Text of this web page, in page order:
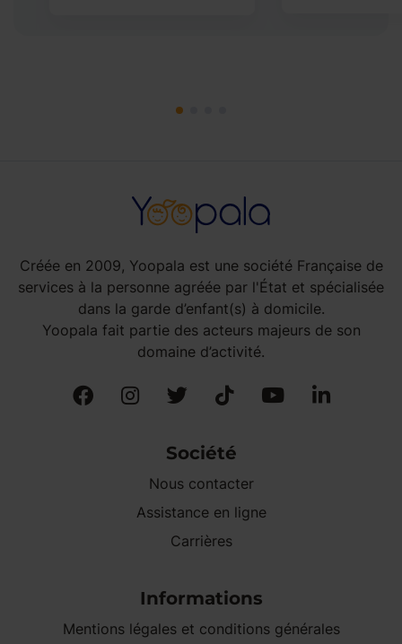
Créée en 2009, Yoopala est une société Française de
services à la personne agréée par l'État et spécialisée
dans la garde d’enfant(s) à domicile.
Yoopala fait partie des acteurs majeurs de son
domaine d’activité.
Société
Nous contacter
Assistance en ligne
Carrières
Informations
Mentions légales et conditions générales